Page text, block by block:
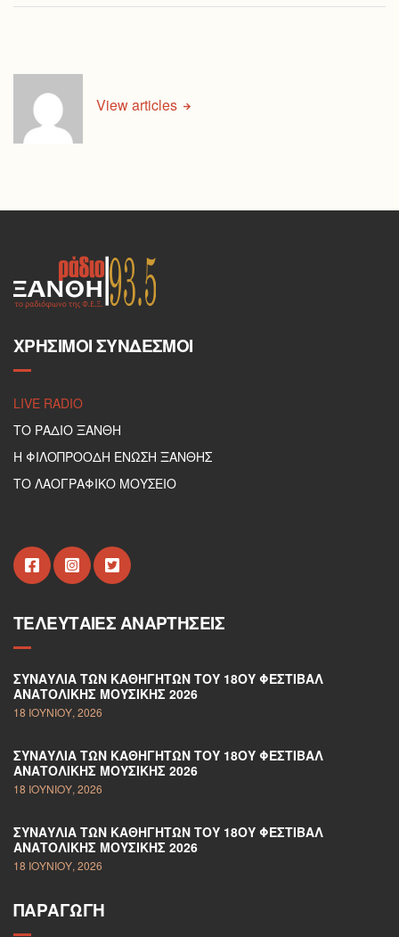
View articles
ΧΡΉΣΙΜΟΙ ΣΎΝΔΕΣΜΟΙ
LIVE RADIO
ΤΟ ΡΑΔΙΟ ΞΑΝΘΗ
Η ΦΙΛΟΠΡΟΟΔΗ ΕΝΩΣΗ ΞΑΝΘΗΣ
ΤΟ ΛΑΟΓΡΑΦΙΚΟ ΜΟΥΣΕΙΟ
ΤΕΛΕΥΤΑΊΕΣ ΑΝΑΡΤΉΣΕΙΣ
ΣΥΝΑΥΛΊΑ ΤΩΝ ΚΑΘΗΓΗΤΏΝ ΤΟΥ 18ΟΥ ΦΕΣΤΙΒΆΛ
ΑΝΑΤΟΛΙΚΉΣ ΜΟΥΣΙΚΉΣ 2026
18 ΙΟΥΝΊΟΥ, 2026
ΣΥΝΑΥΛΊΑ ΤΩΝ ΚΑΘΗΓΗΤΏΝ ΤΟΥ 18ΟΥ ΦΕΣΤΙΒΆΛ
ΑΝΑΤΟΛΙΚΉΣ ΜΟΥΣΙΚΉΣ 2026
18 ΙΟΥΝΊΟΥ, 2026
ΣΥΝΑΥΛΊΑ ΤΩΝ ΚΑΘΗΓΗΤΏΝ ΤΟΥ 18ΟΥ ΦΕΣΤΙΒΆΛ
ΑΝΑΤΟΛΙΚΉΣ ΜΟΥΣΙΚΉΣ 2026
18 ΙΟΥΝΊΟΥ, 2026
ΠΑΡΑΓΩΓΉ